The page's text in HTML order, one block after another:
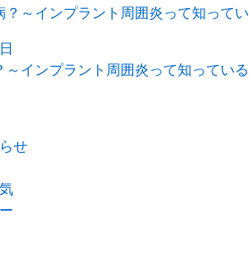
～インプラント周囲炎って知ってい
せ